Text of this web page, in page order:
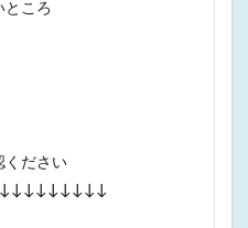
ところ
ください